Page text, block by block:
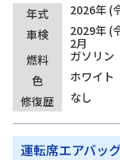
年式 2026年 (
車検
2029年 (
2月
燃料
ガソリン
色
ホワイト
修復歴
なし
運転席エアバッ